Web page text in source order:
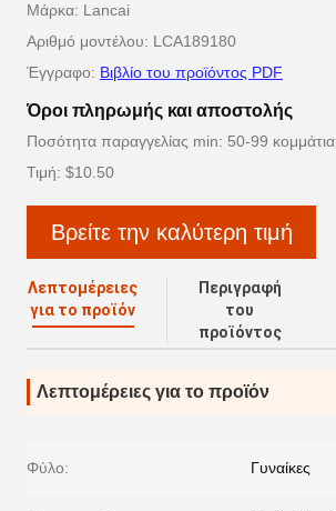
Μάρκα: Lancai
Αριθμό μοντέλου: LCA189180
Έγγραφο: Βιβλίο του προϊόντος PDF
Όροι πληρωμής και αποστολής
Ποσότητα παραγγελίας min: 50-99 κομμάτια
Τιμή: $10.50
Βρείτε την καλύτερη τιμή
Λεπτομέρειες
για το προϊόν
Περιγραφή
του
προϊόντος
Λεπτομέρειες για το προϊόν
Φύλο: Γυναίκες